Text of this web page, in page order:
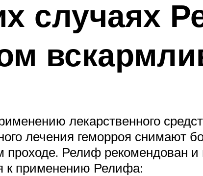
случаях
лекарственного
лечения геморроя снимают
проходе. Релиф рекомендован
к применению Релифа: